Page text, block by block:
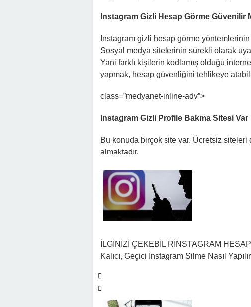
Instagram Gizli Hesap Görme Güvenilir
Instagram gizli hesap görme
Sosyal medya sitelerinin sürekli olarak
Yani farklı kişilerin kodlamış olduğu
yapmak, hesap güvenliğini tehlikeye
class=”medyanet-inline-adv”>
Instagram Gizli Profile Bakma Sitesi Var
Bu konuda birçok site var. Ücretsiz siteleri
almaktadır.
İLGİNİZİ ÇEKEBİLİR İNSTAGRAM
Kalıcı, Geçici İnstagram Silme Nasıl